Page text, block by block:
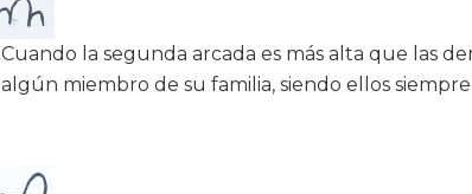
Cuando la segunda arcada es más alta que las
algún miembro de su familia, siendo ellos